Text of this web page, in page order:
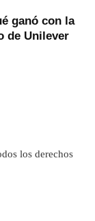
ganó con la
de Unilever
los derechos